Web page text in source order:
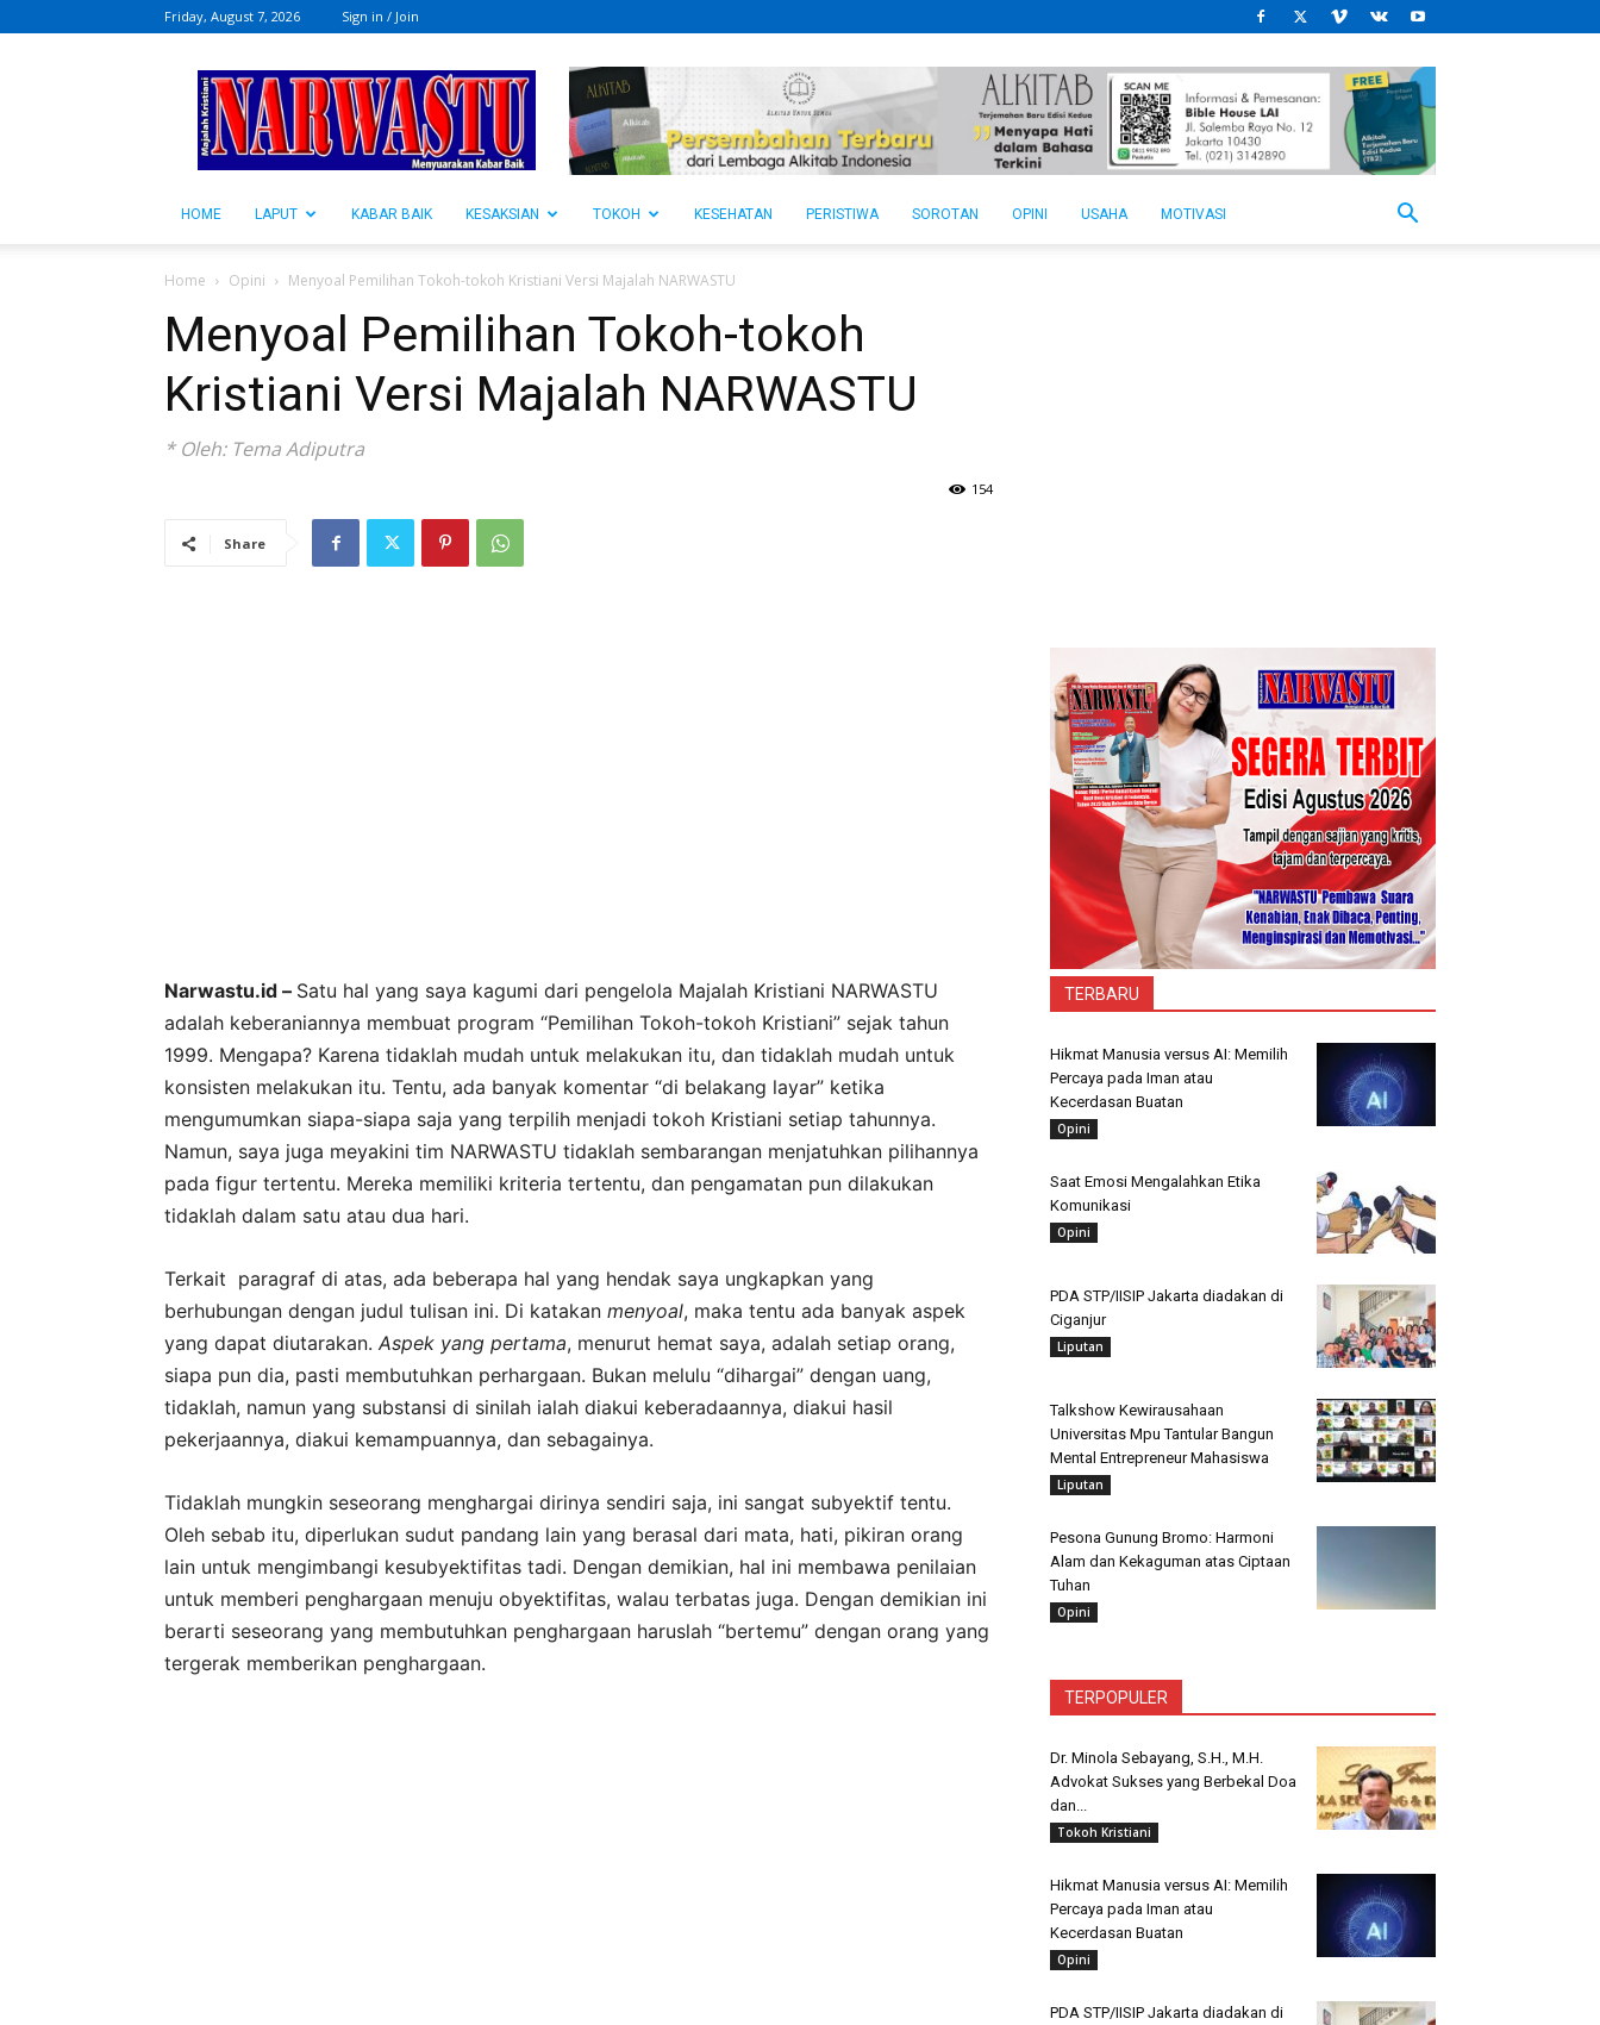
Friday, August 7, 2026 Sign in / Join
NARWASTU.ID
HOME LAPUT KABAR BAIK KESAKSIAN TOKOH KESEHATAN PERISTIWA SOROTAN OPINI USAHA MOTIVASI
Home Opini Menyoal Pemilihan Tokoh-tokoh Kristiani Versi Majalah NARWASTU
Menyoal Pemilihan Tokoh-tokoh
Kristiani Versi Majalah NARWASTU
* Oleh: Tema Adiputra
154
Share
Narwastu.id – Satu hal yang saya kagumi dari pengelola Majalah Kristiani NARWASTU
adalah keberaniannya membuat program “Pemilihan Tokoh-tokoh Kristiani” sejak tahun
1999. Mengapa? Karena tidaklah mudah untuk melakukan itu, dan tidaklah mudah untuk
konsisten melakukan itu. Tentu, ada banyak komentar “di belakang layar” ketika
mengumumkan siapa-siapa saja yang terpilih menjadi tokoh Kristiani setiap tahunnya.
Namun, saya juga meyakini tim NARWASTU tidaklah sembarangan menjatuhkan pilihannya
pada figur tertentu. Mereka memiliki kriteria tertentu, dan pengamatan pun dilakukan
tidaklah dalam satu atau dua hari.
Terkait paragraf di atas, ada beberapa hal yang hendak saya ungkapkan yang
berhubungan dengan judul tulisan ini. Di katakan menyoal, maka tentu ada banyak aspek
yang dapat diutarakan. Aspek yang pertama, menurut hemat saya, adalah setiap orang,
siapa pun dia, pasti membutuhkan perhargaan. Bukan melulu “dihargai” dengan uang,
tidaklah, namun yang substansi di sinilah ialah diakui keberadaannya, diakui hasil
pekerjaannya, diakui kemampuannya, dan sebagainya.
Tidaklah mungkin seseorang menghargai dirinya sendiri saja, ini sangat subyektif tentu.
Oleh sebab itu, diperlukan sudut pandang lain yang berasal dari mata, hati, pikiran orang
lain untuk mengimbangi kesubyektifitas tadi. Dengan demikian, hal ini membawa penilaian
untuk memberi penghargaan menuju obyektifitas, walau terbatas juga. Dengan demikian ini
berarti seseorang yang membutuhkan penghargaan haruslah “bertemu” dengan orang yang
tergerak memberikan penghargaan.
TERBARU
Hikmat Manusia versus AI: Memilih
Percaya pada Iman atau
Kecerdasan Buatan
Opini
Saat Emosi Mengalahkan Etika
Komunikasi
Opini
PDA STP/IISIP Jakarta diadakan di
Ciganjur
Liputan
Talkshow Kewirausahaan
Universitas Mpu Tantular Bangun
Mental Entrepreneur Mahasiswa
Liputan
Pesona Gunung Bromo: Harmoni
Alam dan Kekaguman atas Ciptaan
Tuhan
Opini
TERPOPULER
Dr. Minola Sebayang, S.H., M.H.
Advokat Sukses yang Berbekal Doa
dan...
Tokoh Kristiani
Hikmat Manusia versus AI: Memilih
Percaya pada Iman atau
Kecerdasan Buatan
Opini
PDA STP/IISIP Jakarta diadakan di